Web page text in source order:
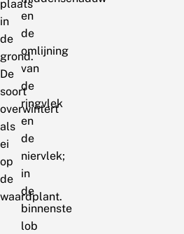
plaats
in
de
grond.
De
soort
overwintert
als
ei
op
de
waardplant.
en
de
omlijning
van
de
ringvlek
en
de
niervlek;
in
de
binnenste
lob